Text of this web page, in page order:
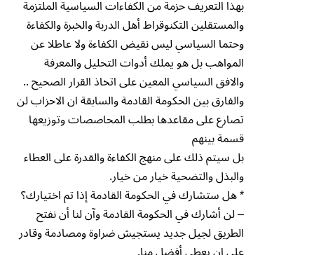
بهذا التعريف حزمة من الكفاءات السياسية الملتزمة
والمستقلين التكنوقراط أهل الدربة والخبرة والكفاءة
وحتما السياسي ليس نقيض الكفاءة ولا عاطلا عن
المواهب بل هو يملك أدوات التحليل والمعرفة
والافق السياسي المعين على اتخاذ القرار الصحيح ..
والفارق بين الحكومة القادمة والسابقة ان الاحزاب لن
تصارع على مقاعدها بطلب المحاصصات وتوزيعها
قسمة بينهم
بل سيتم ذلك على منهج الكفاءة والقدرة على العطاء
والبذل والتضحية خيار من خيار.
* هل ستشارك في الحكومة القادمة إذا تم اختيارك؟
– لن أشارك في الحكومة القادمة وآن لنا أن نفتح
الطريق لجيل جديد يستجيش ضراوة ومصادمة وقادر